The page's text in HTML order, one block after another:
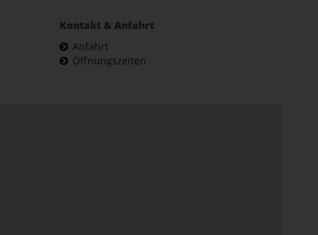
Kontakt & Anfahrt
Anfahrt
Öffnungszeiten